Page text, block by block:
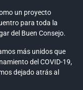
un proyecto
para toda la
del Buen Consejo.
más unidos que
del COVID-19,
dejado atrás al